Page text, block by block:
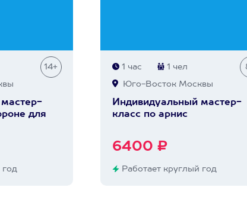
14+
для
год
1 час 1 чел
Юго-Восток Москвы
Индивидуальный мастер-
класс по арнис
6400 ₽
Работает круглый год